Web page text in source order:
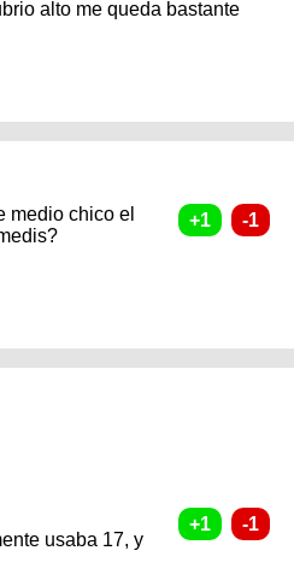
alto me queda bastante
medio chico el
usaba 17, y